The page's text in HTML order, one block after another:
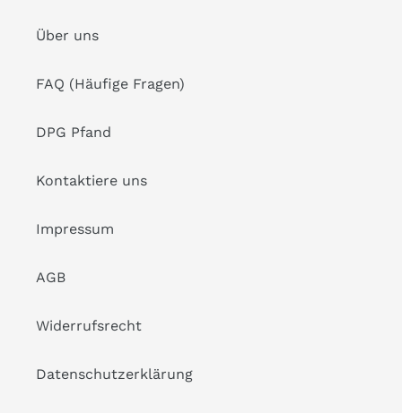
Über uns
FAQ (Häufige Fragen)
DPG Pfand
Kontaktiere uns
Impressum
AGB
Widerrufsrecht
Datenschutzerklärung